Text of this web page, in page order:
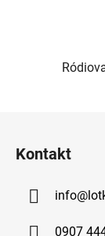
Kontakt
info@
0907